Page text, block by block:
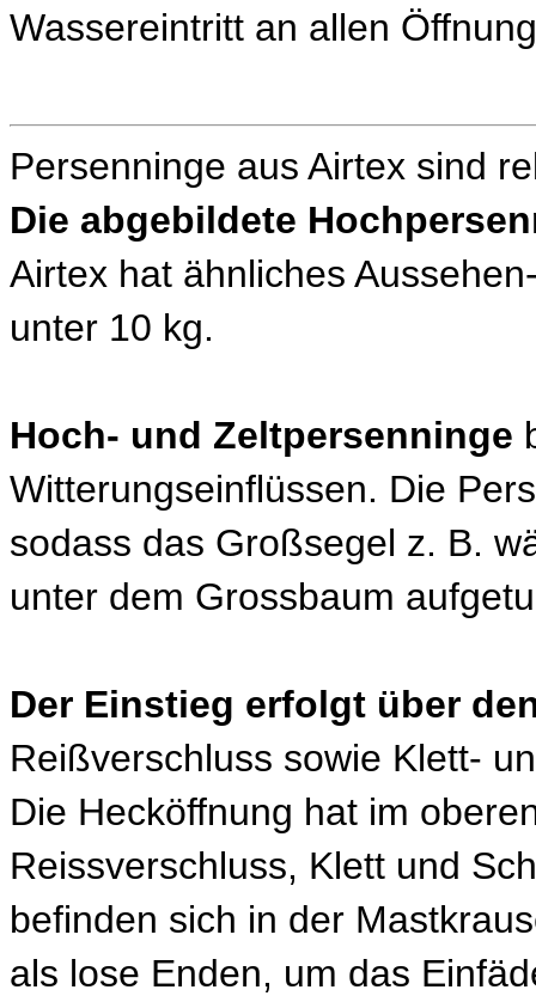
Wassereintritt an allen
Persenninge aus Airtex sind
Die abgebildete
Airtex hat ähnliches
unter 10 kg.
Hoch- und Zeltpersenninge
Witterungseinflüssen. Die
sodass das Großsegel z. B.
unter dem Grossbaum
Der Einstieg erfolgt über
Reißverschluss sowie Klett-
Die Hecköffnung hat im
Reissverschluss, Klett und
befinden sich in der
als lose Enden, um das